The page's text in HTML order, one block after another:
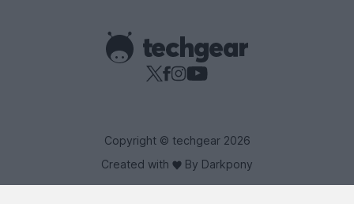
Copyright © techgear 2026
Created with
By Darkpony